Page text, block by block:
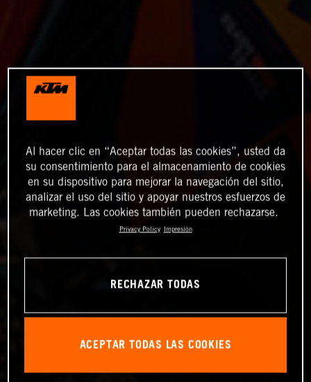
Al hacer clic en “Aceptar todas las cookies”, usted da
su consentimiento para el almacenamiento de cookies
en su dispositivo para mejorar la navegación del sitio,
analizar el uso del sitio y apoyar nuestros esfuerzos de
marketing. Las cookies también pueden rechazarse.
Privacy Policy Impresión
RECHAZAR TODAS
ACEPTAR TODAS LAS COOKIES